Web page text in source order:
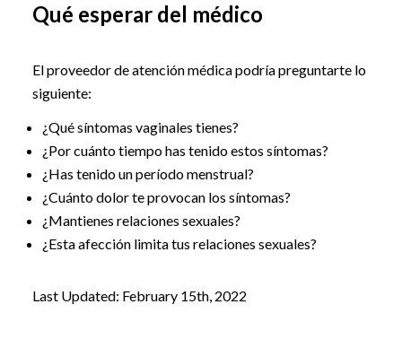
Qué esperar del médico
El proveedor de atención médica podría preguntarte lo
siguiente:
¿Qué síntomas vaginales tienes?
¿Por cuánto tiempo has tenido estos síntomas?
¿Has tenido un período menstrual?
¿Cuánto dolor te provocan los síntomas?
¿Mantienes relaciones sexuales?
¿Esta afección limita tus relaciones sexuales?
Last Updated: February 15th, 2022